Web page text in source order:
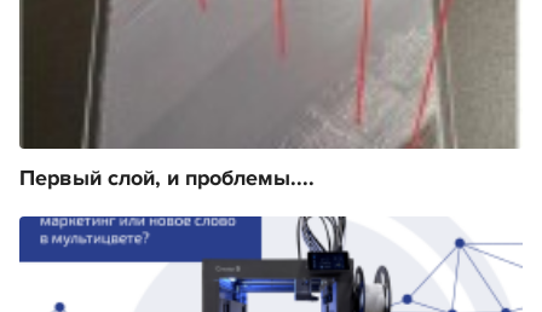
Первый слой, и проблемы....